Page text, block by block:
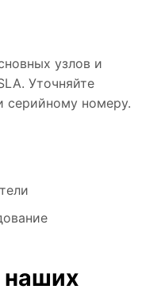
узлов и
Уточняйте
серийному номеру.